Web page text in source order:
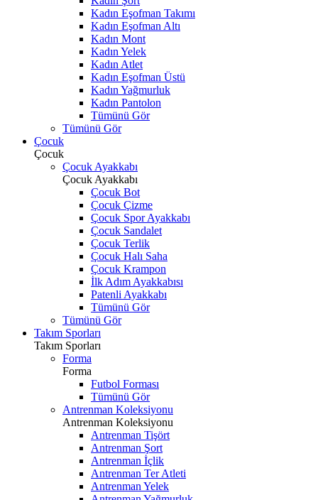
Kadın Eşofman Takımı
Kadın Eşofman Altı
Kadın Mont
Kadın Yelek
Kadın Atlet
Kadın Eşofman Üstü
Kadın Yağmurluk
Kadın Pantolon
Tümünü Gör
Tümünü Gör
Çocuk
Çocuk
Çocuk Ayakkabı
Çocuk Ayakkabı
Çocuk Bot
Çocuk Çizme
Çocuk Spor Ayakkabı
Çocuk Sandalet
Çocuk Terlik
Çocuk Halı Saha
Çocuk Krampon
İlk Adım Ayakkabısı
Patenli Ayakkabı
Tümünü Gör
Tümünü Gör
Takım Sporları
Takım Sporları
Forma
Forma
Futbol Forması
Tümünü Gör
Antrenman Koleksiyonu
Antrenman Koleksiyonu
Antrenman Tişört
Antrenman Şort
Antrenman İçlik
Antrenman Ter Atleti
Antrenman Yelek